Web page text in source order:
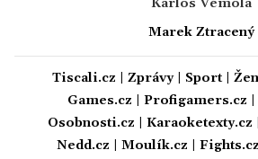
Karlos Vémola
Marek Ztracený
Tiscali.cz Zprávy| Sport|
Games.cz
Profigamers.cz
Osobnosti.cz
Karaoketexty.cz
Nedd.cz
Moulík.cz Fights.cz